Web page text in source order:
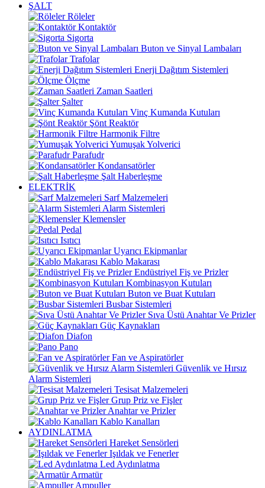
ŞALT
Röleler
Kontaktör
Sigorta
Buton ve Sinyal Lambaları
Trafolar
Enerji Dağıtım Sistemleri
Ölçme
Zaman Saatleri
Şalter
Vinç Kumanda Kutuları
Şönt Reaktör
Harmonik Filtre
Yumuşak Yolverici
Parafudr
Kondansatörler
Şalt Haberleşme
ELEKTRİK
Sarf Malzemeleri
Alarm Sistemleri
Klemensler
Pedal
Isıtıcı
Uyarıcı Ekipmanlar
Kablo Makarası
Endüstriyel Fiş ve Prizler
Kombinasyon Kutuları
Buton ve Buat Kutuları
Busbar Sistemleri
Sıva Üstü Anahtar Ve Prizler
Güç Kaynakları
Diafon
Pano
Fan ve Aspiratörler
Güvenlik ve Hırsız
Alarm Sistemleri
Tesisat Malzemeleri
Grup Priz ve Fişler
Anahtar ve Prizler
Kablo Kanalları
AYDINLATMA
Hareket Sensörleri
Işıldak ve Fenerler
Led Aydınlatma
Armatür
Ampuller